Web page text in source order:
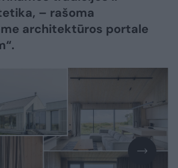
– rašoma
architektūros portale